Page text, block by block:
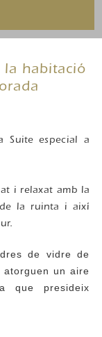
la habitació
Suite especial a
i relaxat amb la
la ruinta i així
de vidre de
atorguen un aire
que presideix